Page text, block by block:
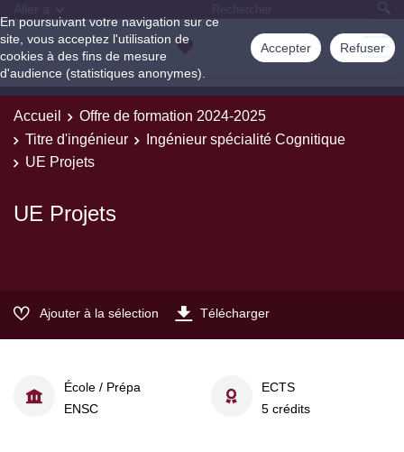
En poursuivant votre navigation sur ce
site, vous acceptez l'utilisation de
cookies à des fins de mesure
d'audience (statistiques anonymes).
Accepter Refuser
Aller à
Accueil
Offre de formation 2024-2025
Titre d'ingénieur
Ingénieur spécialité Cognitique
UE Projets
UE Projets
Ajouter à la sélection Télécharger
École / Prépa
ENSC
ECTS
5 crédits